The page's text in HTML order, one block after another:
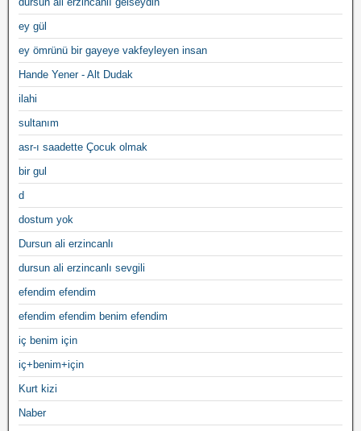
ey gül
ey ömrünü bir gayeye vakfeyleyen insan
Hande Yener - Alt Dudak
ilahi
sultanım
asr-ı saadette Çocuk olmak
bir gul
d
dostum yok
Dursun ali erzincanlı
dursun ali erzincanlı sevgili
efendim efendim
efendim efendim benim efendim
iç benim için
iç+benim+için
Kurt kizi
Naber